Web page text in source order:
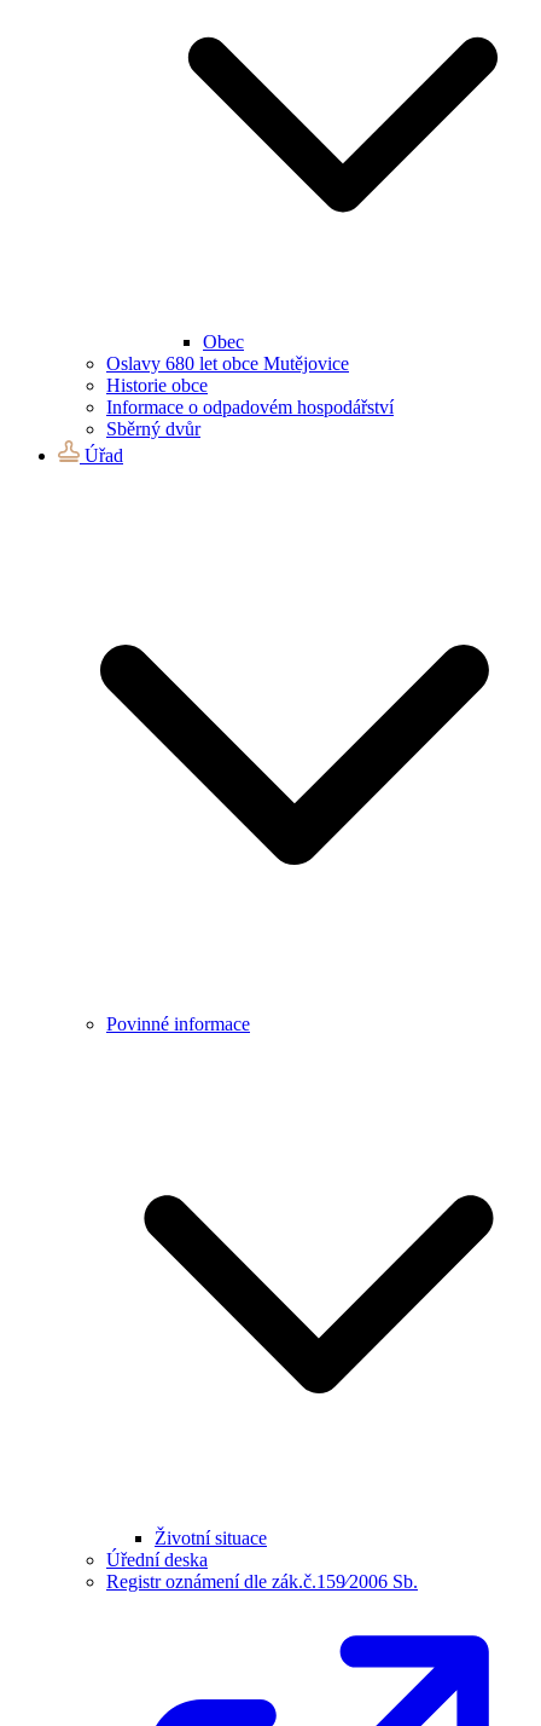
Obec
Oslavy 680 let obce Mutějovice
Historie obce
Informace o odpadovém hospodářství
Sběrný dvůr
Úřad
Povinné informace
Životní situace
Úřední deska
Registr oznámení dle zák.č.159⁄2006 Sb.